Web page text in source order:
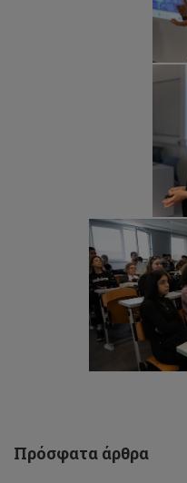
Πρόσφατα άρθρα
ΤΕΠΑΚ/
Εκδήλωση:
τους
γείτονές